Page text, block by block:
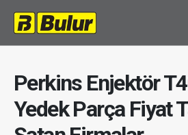
Perkins Enjektör
Yedek Parça Fiyat